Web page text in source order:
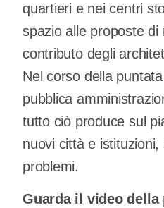
quartieri e nei centri
spazio alle proposte di
contributo degli
Nel corso della
pubblica
tutto ciò produce sul
nuovi città e
problemi.
Guarda il video della